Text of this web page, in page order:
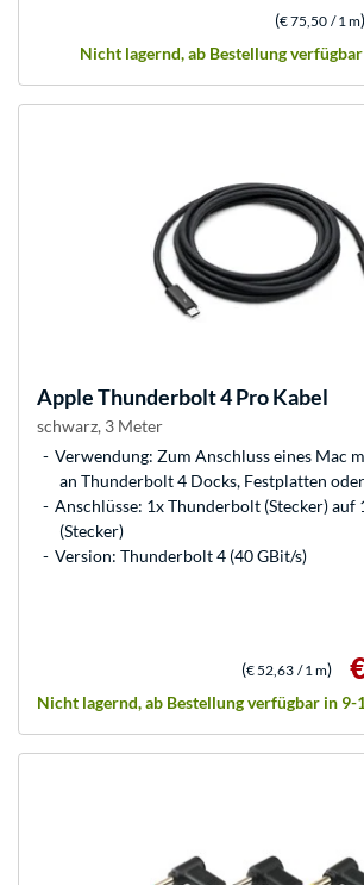
(€ 75,50 / 1 m)
Nicht lagernd, ab Bestellung
AppleThunderbolt 4 Pro Kabel
schwarz, 3 Meter
Verwendung: Zum Anschluss eines Mac
an Thunderbolt 4 Docks, Festplatten
Anschlüsse: 1x Thunderbolt (Stecker)
(Stecker)
Version: Thunderbolt 4 (40 GBit/s)
(€ 52,63 / 1 m)
Nicht lagernd, ab Bestellung verfügbar in